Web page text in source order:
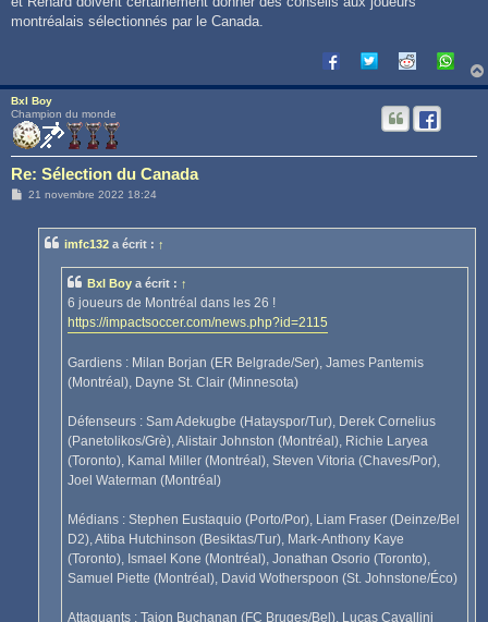
montréalais sélectionnés par le Canada.
Bxl Boy
Champion du monde
Re: Sélection du Canada
M21 novembre 2022 18:24
imfc132 a écrit : ↑
Bxl Boy a écrit : ↑
6 joueurs de Montréal dans les 26 !
https://impactsoccer.com/news.php?id=2115
Gardiens : Milan Borjan (ER Belgrade/Ser), James Pantemis
(Montréal), Dayne St. Clair (Minnesota)
Défenseurs : Sam Adekugbe (Hatayspor/Tur), Derek Cornelius
(Panetolikos/Grè), Alistair Johnston (Montréal), Richie Laryea
(Toronto), Kamal Miller (Montréal), Steven Vitoria (Chaves/Por),
Joel Waterman (Montréal)
Médians : Stephen Eustaquio (Porto/Por), Liam Fraser (Deinze/Bel
D2), Atiba Hutchinson (Besiktas/Tur), Mark-Anthony Kaye
(Toronto), Ismael Kone (Montréal), Jonathan Osorio (Toronto),
Samuel Piette (Montréal), David Wotherspoon (St. Johnstone/Éco)
Attaquants : Tajon Buchanan (FC Bruges/Bel), Lucas Cavallini